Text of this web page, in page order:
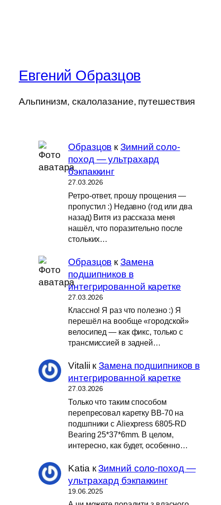
Евгений Образцов
Альпинизм, скалолазание, путешествия
Образцов кЗимний соло-
поход — ультрахард
бэкпаккинг
27.03.2026
Ретро-ответ, прошу прощения —
пропустил :) Недавно (год или два
назад) Витя из рассказа меня
нашёл, что поразительно после
стольких…
Образцов кЗамена
подшипников в
интегрированной каретке
27.03.2026
Классно! Я раз что полезно :) Я
перешёл на вообще «городской»
велосипед — как фикс, только с
трансмиссией в задней…
Vitalii кЗамена подшипников в
интегрированной каретке
27.03.2026
Только что таким способом
перепресовал каретку BB-70 на
подшпники с Aliexpress 6805-RD
Bearing 25*37*6mm. В целом,
интересно, как будет, особенно…
Katia кЗимний соло-поход —
ультрахард бэкпаккинг
19.06.2025